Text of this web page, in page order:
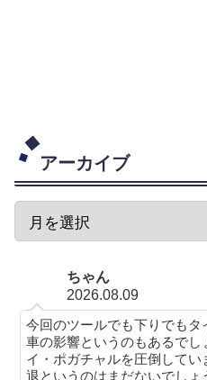
アーカイブ
ちゃん
2026.08.09
今回のツールでも下りでも
車の影響というのもあるで
イ・ポガチャルを圧倒してい
退というのはまだないでし